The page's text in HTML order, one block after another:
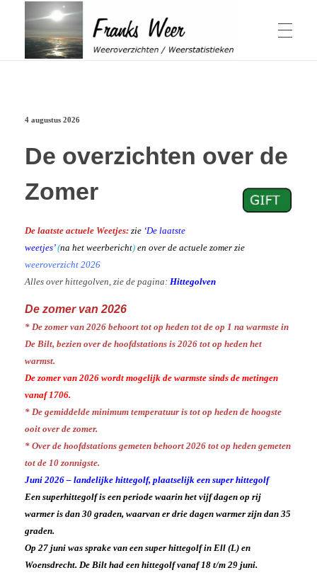
Actuele Winter
Elfstedentocht
Schaalverdeling Hellmangetal
Geschiedenis sneeuwval in Nederland
Winter 2014
Windchill berekenen
November 1980, 2015 & 2016
Zomer & Lente
Weeroverzichten Lente
Actuele Zomer
Warmtegetal
Periode April-September
Jaaroverzichten
Weeroverzicht jaren
Zonuren Nederland
Wat is een zonnige dag
Weeroverzicht 2026
Weeroverzicht 2025
Weeroverzicht 2024
Weeroverzicht 2022
Archief Jaren
’t Weer
Weersverwachting
ADS Dagen
Dagrecords
Windchill berekenen
Bijzonder
Hitte Moskou 2010
Nat UK & Sneeuw 2016
Koude Maart 2013
Rolwolk 2012
Over mij
Franks weer
Gift
Foto’s
Nine Star Ki
Basis van Nine Star Ki
Your 3 stars
Magic Square
Boeken NSK
Aad
Hans Baars
Geert Jan van Oldenborgh
Hans de Jong
4 augustus 2026
De overzichten over de
Zomer
De laatste actuele Weetjes: zie ‘De laatste
weetjes’(na het weerbericht) en over de actuele zomer zie
weeroverzicht 2026
Alles over hittegolven, zie de pagina: Hittegolven
De zomer van 2026
* De zomer van 2026 behoort tot op heden tot de op 1 na warmste in
De Bilt, bezien over de hoofdstations is 2026 tot op heden het
warmst.
De zomer van 2026 wordt mogelijk de warmste sinds de metingen
vanaf 1706.
* De gemiddelde minimum temperatuur is tot op heden de hoogste
ooit over de zomer.
* Over de hoofdstations gemeten behoort 2026 tot op heden gemeten
tot de 10 zonnigste.
Juni 2026 – landelijke hittegolf, plaatselijk een super hittegolf
Een superhittegolf is een periode waarin het vijf dagen op rij
warmer is dan 30 graden, waarvan er drie dagen warmer zijn dan 35
graden.
Op 27 juni was sprake van een super hittegolf in Ell (L) en
Woensdrecht. De Bilt had een hittegolf vanaf 18 t/m 29 juni.